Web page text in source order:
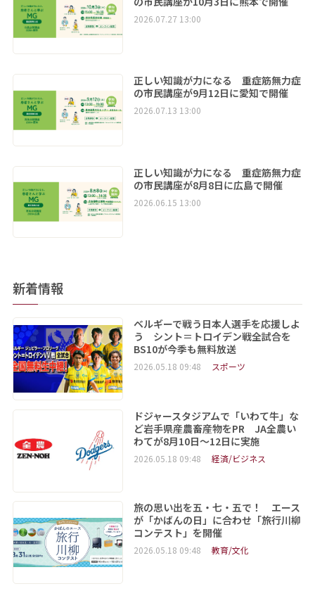
2026.07.27 13:00
正しい知識が力になる 重症筋無力症
の市民講座が9月12日に愛知で開催
2026.07.13 13:00
正しい知識が力になる 重症筋無力症
の市民講座が8月8日に広島で開催
2026.06.15 13:00
新着情報
ベルギーで戦う日本人選手を応援しよ
う シント＝トロイデン戦全試合を
BS10が今季も無料放送
2026.05.18 09:48 スポーツ
ドジャースタジアムで「いわて牛」な
ど岩手県産農畜産物をPR JA全農い
わてが8月10日～12日に実施
2026.05.18 09:48 経済/ビジネス
旅の思い出を五・七・五で！ エース
が「かばんの日」に合わせ「旅行川柳
コンテスト」を開催
2026.05.18 09:48 教育/文化